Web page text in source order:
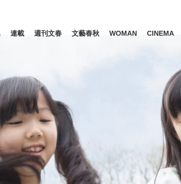
観る将棋、
連載 週刊文春 文藝春秋 WOMAN CINEMA
グ一覧
市早苗 #後藤真希 #内田有